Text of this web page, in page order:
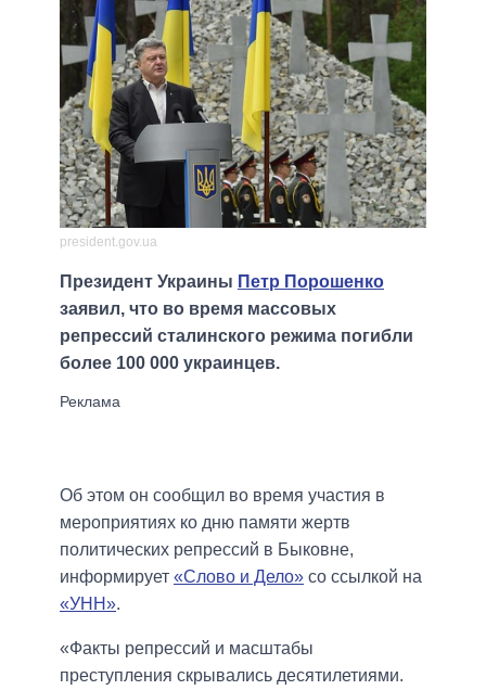
president.gov.ua
Президент Украины Петр Порошенко
заявил, что во время массовых
репрессий сталинского режима погибли
более 100 000 украинцев.
Об этом он сообщил во время участия в
мероприятиях ко дню памяти жертв
политических репрессий в Быковне,
информирует «Слово и Дело» со ссылкой на
«УНН».
«Факты репрессий и масштабы
преступления скрывались десятилетиями.